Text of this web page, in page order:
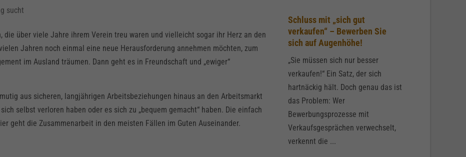
sucht
die über viele Jahre ihrem Verein treu waren und vielleicht sogar ihr Herz an den
Jahren noch einmal eine neue Herausforderung annehmen möchten, zum
im Ausland träumen. Dann geht es in Freundschaft und „ewiger“
aus sicheren, langjährigen Arbeitsbeziehungen hinaus an den Arbeitsmarkt
selbst verloren haben oder es sich zu „bequem gemacht“ haben. Die einfach
geht die Zusammenarbeit in den meisten Fällen im Guten Auseinander.
Schluss mit „sich gut
verkaufen“ – Bewerben Sie
sich auf Augenhöhe!
„Sie müssen sich nur besser
verkaufen!“ Ein Satz, der sich
hartnäckig hält. Doch genau das ist
das Problem: Wer
Bewerbungsprozesse mit
Verkaufsgesprächen verwechselt,
verkennt die ...